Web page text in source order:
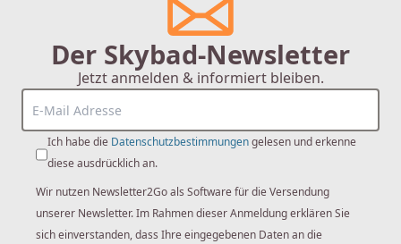
Der Skybad-Newsletter
Jetzt anmelden & informiert bleiben.
Ich habe die Datenschutzbestimmungengelesen und erkenne
diese ausdrücklich an.
Wir nutzen Newsletter2Go als Software für die Versendung
unserer Newsletter. Im Rahmen dieser Anmeldung erklären Sie
sich einverstanden, dass Ihre eingegebenen Daten an die